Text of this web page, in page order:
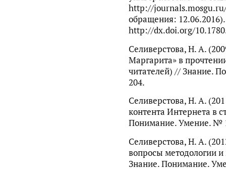
http://
обращения:
http://dx.doi.org/
Селиверстова, Н. А.
Маргарита» в
читателей) // Знание.
204.
Селиверстова, Н. А.
контента Интернета в
Понимание. Умение. №
Селиверстова, Н. А.
вопросы методологии
Знание. Понимание.